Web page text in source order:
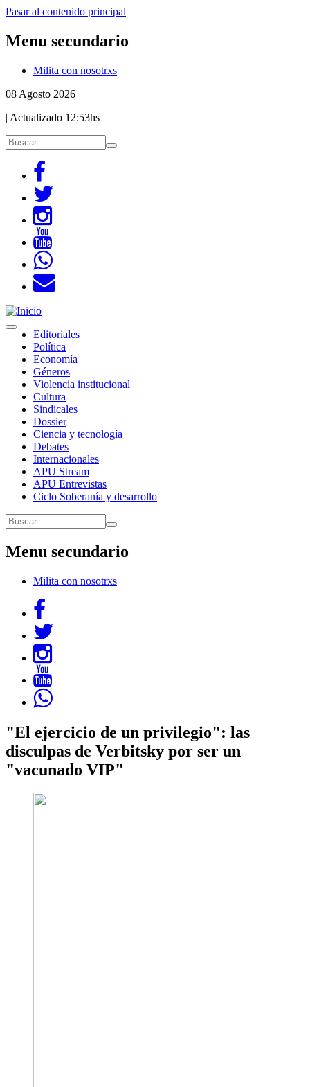
Pasar al contenido principal
Menu secundario
Milita con nosotrxs
08 Agosto 2026
| Actualizado 12:53hs
Buscar
Buscar
Toggle
navigation
Navegación
principal
Editoriales
Política
Economía
Géneros
Violencia institucional
Cultura
Sindicales
Dossier
Ciencia y tecnología
Debates
Internacionales
APU Stream
APU Entrevistas
Ciclo Soberanía y desarrollo
Buscar
Buscar
Menu secundario
Milita con nosotrxs
"El ejercicio de un privilegio": las
disculpas de Verbitsky por ser un
"vacunado VIP"
Imagen